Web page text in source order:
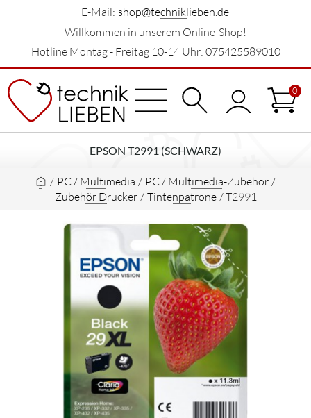
E-Mail: shop@techniklieben.de
Willkommen in unserem Online-Shop!
Hotline Montag - Freitag 10-14 Uhr: 075425589010
0
EPSON T2991 (SCHWARZ)
/ PC / Multimedia / PC / Multimedia-Zubehör /
Zubehör Drucker / Tintenpatrone /T2991